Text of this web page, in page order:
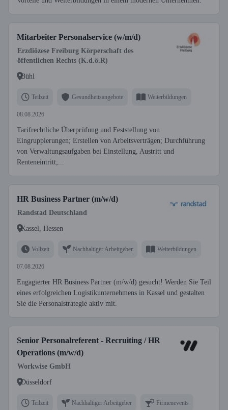
Mitarbeiter Personalservice (w/m/d)
Erzdiözese Freiburg Körperschaft des
öffentlichen Rechts (K.d.ö.R)
Bühl
Teilzeit Gesundheitsangebote Weiterbildungen
08.08.2026
Tarifrechtliche Überprüfung und Feststellung von
Eingruppierungen; Erstellen von Arbeitsverträgen; Durchführung
von Verwaltungsaufgaben bei Einstellung, Austritt und
Renteneintritt;...
HR Business Partner (m/w/d)
Randstad Deutschland
Kassel, Hessen
Vollzeit Nachhaltiger Arbeitgeber Weiterbildungen
07.08.2026
Engagierter HR Business Partner (m/w/d) gesucht! Werden Sie Teil
eines erfolgreichen Logistikunternehmens in Kassel und gestalten
Sie die Personalstrategie aktiv mit.
Senior Personalreferent - Recruiting / HR
Operations (m/w/d)
Workwise GmbH
Düsseldorf
Teilzeit Nachhaltiger Arbeitgeber Firmenevents